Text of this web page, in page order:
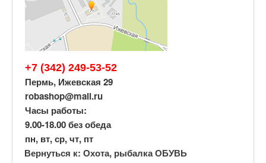
+7 (342) 249-53-52
Пермь, Ижевская 29
robashop@mail.ru
Часы работы:
9.00-18.00 без обеда
пн, вт, ср, чт, пт
Вернуться к: Охота, рыбалка ОБУВЬ